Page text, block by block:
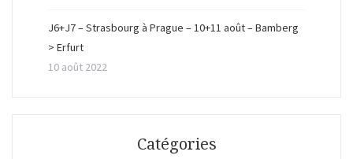
J6+J7 – Strasbourg à Prague – 10+11 août – Bamberg
> Erfurt
10 août 2022
Catégories